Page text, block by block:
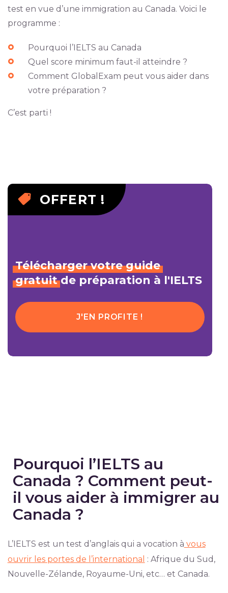
test en vue d’une immigration au Canada. Voici le
programme :
Pourquoi l’IELTS au Canada
Quel score minimum faut-il atteindre ?
Comment GlobalExam peut vous aider dans
votre préparation ?
C’est parti !
OFFERT !
Télécharger votre guide
gratuitde préparation à l'IELTS
J'EN PROFITE !
Pourquoi l’IELTS au
Canada ? Comment peut-
il vous aider à immigrer au
Canada ?
L’IELTS est un test d’anglais qui a vocation à vous
ouvrir les portes de l’international : Afrique du Sud,
Nouvelle-Zélande, Royaume-Uni, etc… et Canada.